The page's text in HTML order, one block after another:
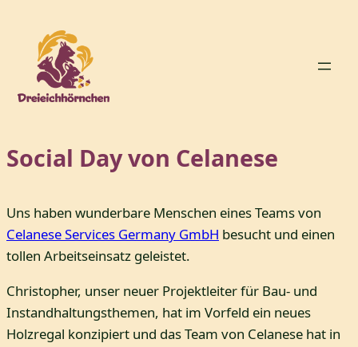
Inhalt
springen
Social Day von Celanese
Uns haben wunderbare Menschen eines Teams von
Celanese Services Germany GmbH besucht und einen
tollen Arbeitseinsatz geleistet.
Christopher, unser neuer Projektleiter für Bau- und
Instandhaltungsthemen, hat im Vorfeld ein neues
Holzregal konzipiert und das Team von Celanese hat in